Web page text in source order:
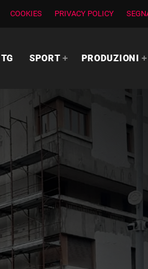
COOKIES PRIVACY POLICY
TG SPORT PRODUZIONI